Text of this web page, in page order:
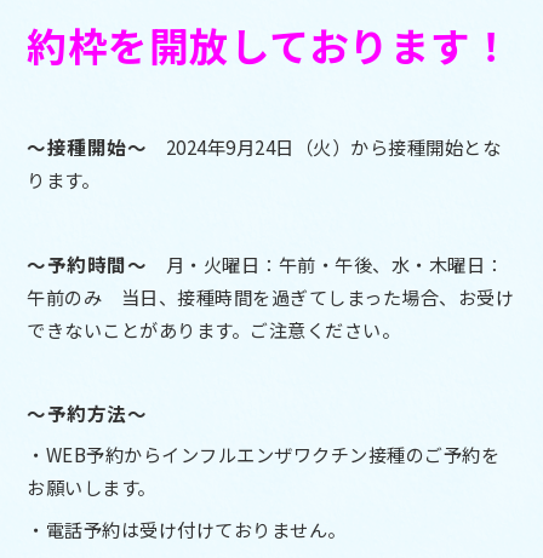
約枠を開放しております！
～接種開始～ 2024年9月24日（火）から接種開始とな
ります。
～予約時間～ 月・火曜日：午前・午後、水・木曜日：
午前のみ 当日、接種時間を過ぎてしまった場合、お受け
できないことがあります。ご注意ください。
～予約方法～
・WEB予約からインフルエンザワクチン接種のご予約を
お願いします。
・電話予約は受け付けておりません。